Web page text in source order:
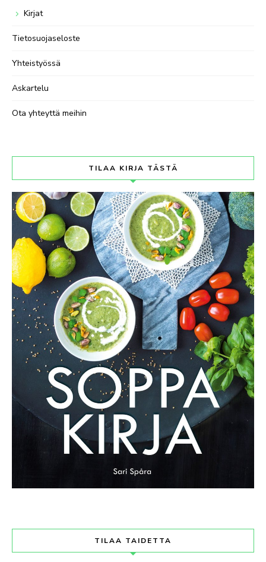
Kirjat
Tietosuojaseloste
Yhteistyössä
Askartelu
Ota yhteyttä meihin
TILAA KIRJA TÄSTÄ
TILAA TAIDETTA